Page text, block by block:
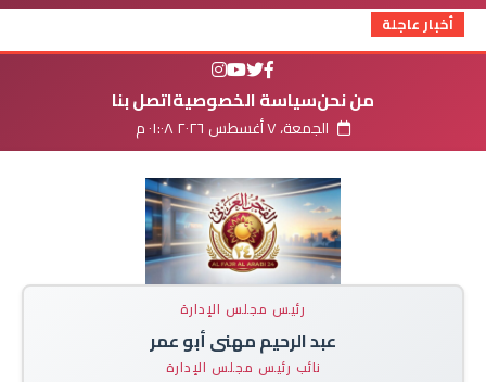
أخبار عاجلة
من نحنسياسة الخصوصيةاتصل بنا
الجمعة، ٧ أغسطس ٢٠٢٦ ٠١:٠٨ م
رئيس مجلس الإدارة
عبد الرحيم مهنى أبو عمر
نائب رئيس مجلس الإدارة